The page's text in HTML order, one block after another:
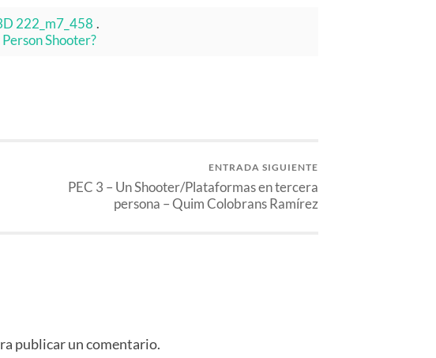
222_m7_458 .
Shooter?
ENTRADA SIGUIENTE
PEC 3 – Un Shooter/Plataformas en tercera
persona – Quim Colobrans Ramírez
publicar un comentario.